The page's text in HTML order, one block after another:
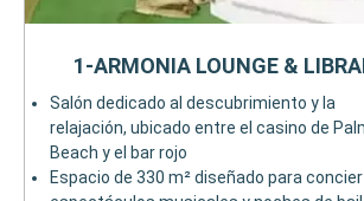
Salón dedicado al descubrimiento y la
relajación, ubicado entre el casino de
Beach y el bar rojo
Espacio de 330 m² diseñado para
1-ARMONIA LOUNGE &